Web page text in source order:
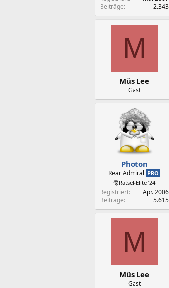
Beiträge
2.343
M
Müs Lee
Gast
Photon
Rear Admiral PRO
🎅Rätsel-Elite ’24
Registriert
Apr. 2006
Beiträge
5.615
M
Müs Lee
Gast